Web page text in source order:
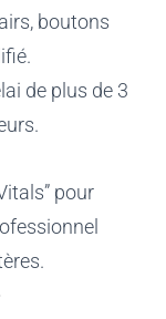
boutons
de plus de 3
pour